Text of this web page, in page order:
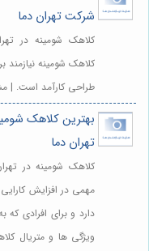
شرکت تهران دما
کلاهک شومینه در
کلاهک شومینه
طراحی کارآمد است. |
بهترین کلاهک
تهران دما
کلاهک شومینه در
مهمی در افزایش
دارد و برای افرادی
ویژگی ها و متریال